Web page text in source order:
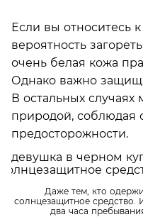
Если вы относитесь
вероятность
очень белая кожа
Однако важно
В остальных
природой,
предосторожности.
Даже тем, кто
солнцезащитное средство.
два часа